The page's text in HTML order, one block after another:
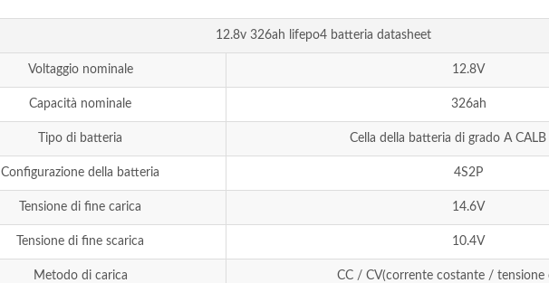
12.8v 326ah lifepo4 batteria datasheet
Voltaggio nominale 12.8V
Capacità nominale 326ah
Tipo di batteria Cella della batteria di grado A
Configurazione della batteria 4S2P
Tensione di fine carica 14.6V
Tensione di fine scarica 10.4V
Metodo di carica CC / CV(corrente costante / tensione